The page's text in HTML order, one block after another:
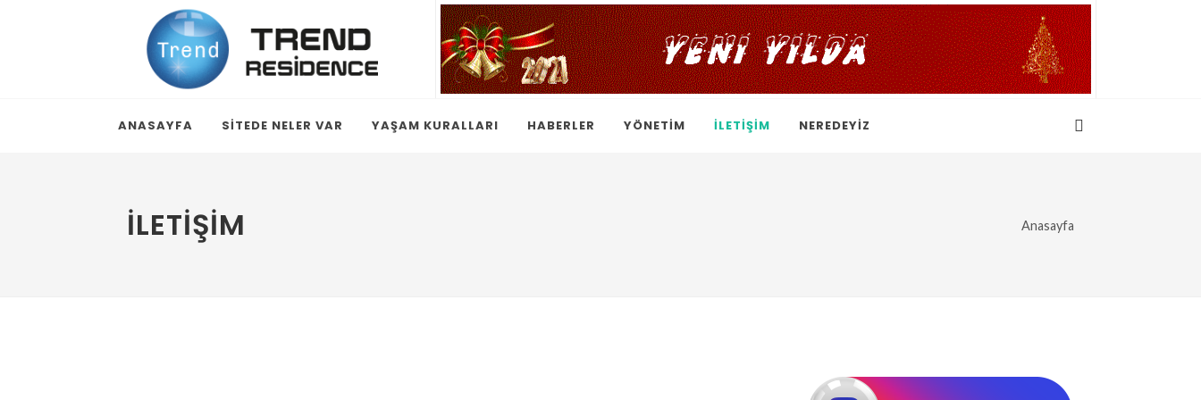
ANASAYFA SİTEDE NELER VAR YAŞAM KURALLARI HABERLER YÖNETİM İLETİŞİM NEREDEYİZ
İLETIŞIM Anasayfa